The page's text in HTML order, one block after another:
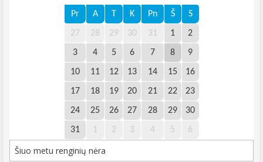
Pr A T K Pn Š S
27 28 29 30 31 1 2
3 4 5 6 7 8 9
10 11 12 13 14 15 16
17 18 19 20 21 22 23
24 25 26 27 28 29 30
31 1 2 3 4 5 6
Šiuo metu renginių nėra